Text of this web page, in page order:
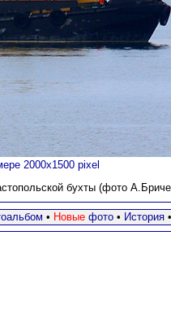
2000х1500 pixel
бухты (фото
• Новыефото • История•